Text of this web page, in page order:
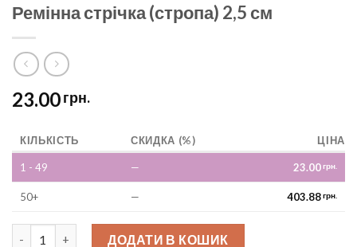
Ремінна стрічка (стропа) 2,5 см
23.00грн.
КІЛЬКІСТЬ СКИДКА (%) ЦІНА
1 - 49 — 23.00грн.
50+ — 403.88грн.
Ремінна стрічка (стропа) 2,5 см quantity
ДОДАТИ В КОШИК